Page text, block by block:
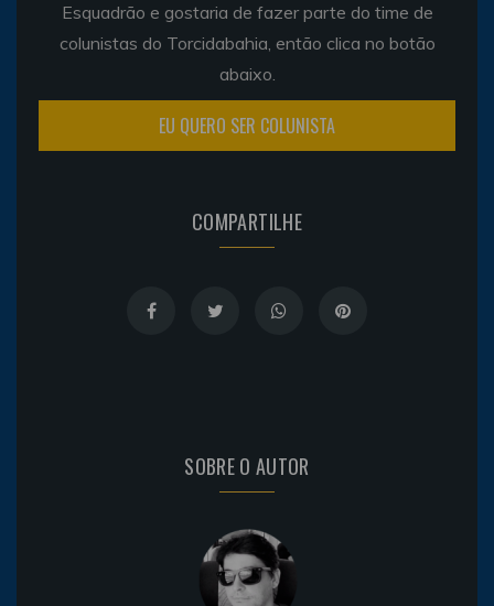
Esquadrão e gostaria de fazer parte do time de
colunistas do Torcidabahia, então clica no botão
abaixo.
EU QUERO SER COLUNISTA
COMPARTILHE
SOBRE O AUTOR